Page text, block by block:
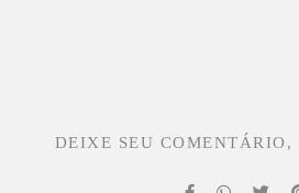
DEIXE SEU COMENTÁRIO,